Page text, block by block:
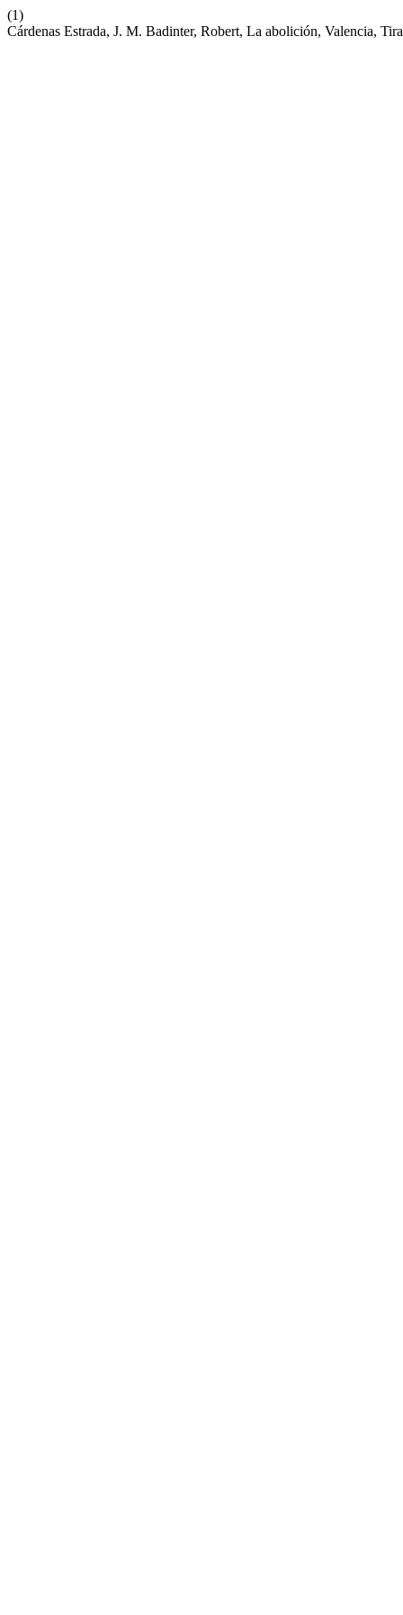
(1)
Cárdenas Estrada, J. M. Badinter, Robert, La abolición, Valencia,